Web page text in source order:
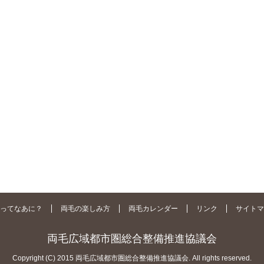
てなあに？ 両毛の楽しみ方 両毛カレンダー リンク サイト
両毛広域都市圏総合整備推進協議会
Copyright (C) 2015 両毛広域都市圏総合整備推進協議会. All rights reserved.